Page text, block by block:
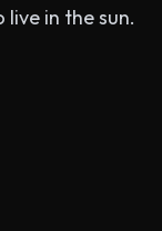
in the sun.